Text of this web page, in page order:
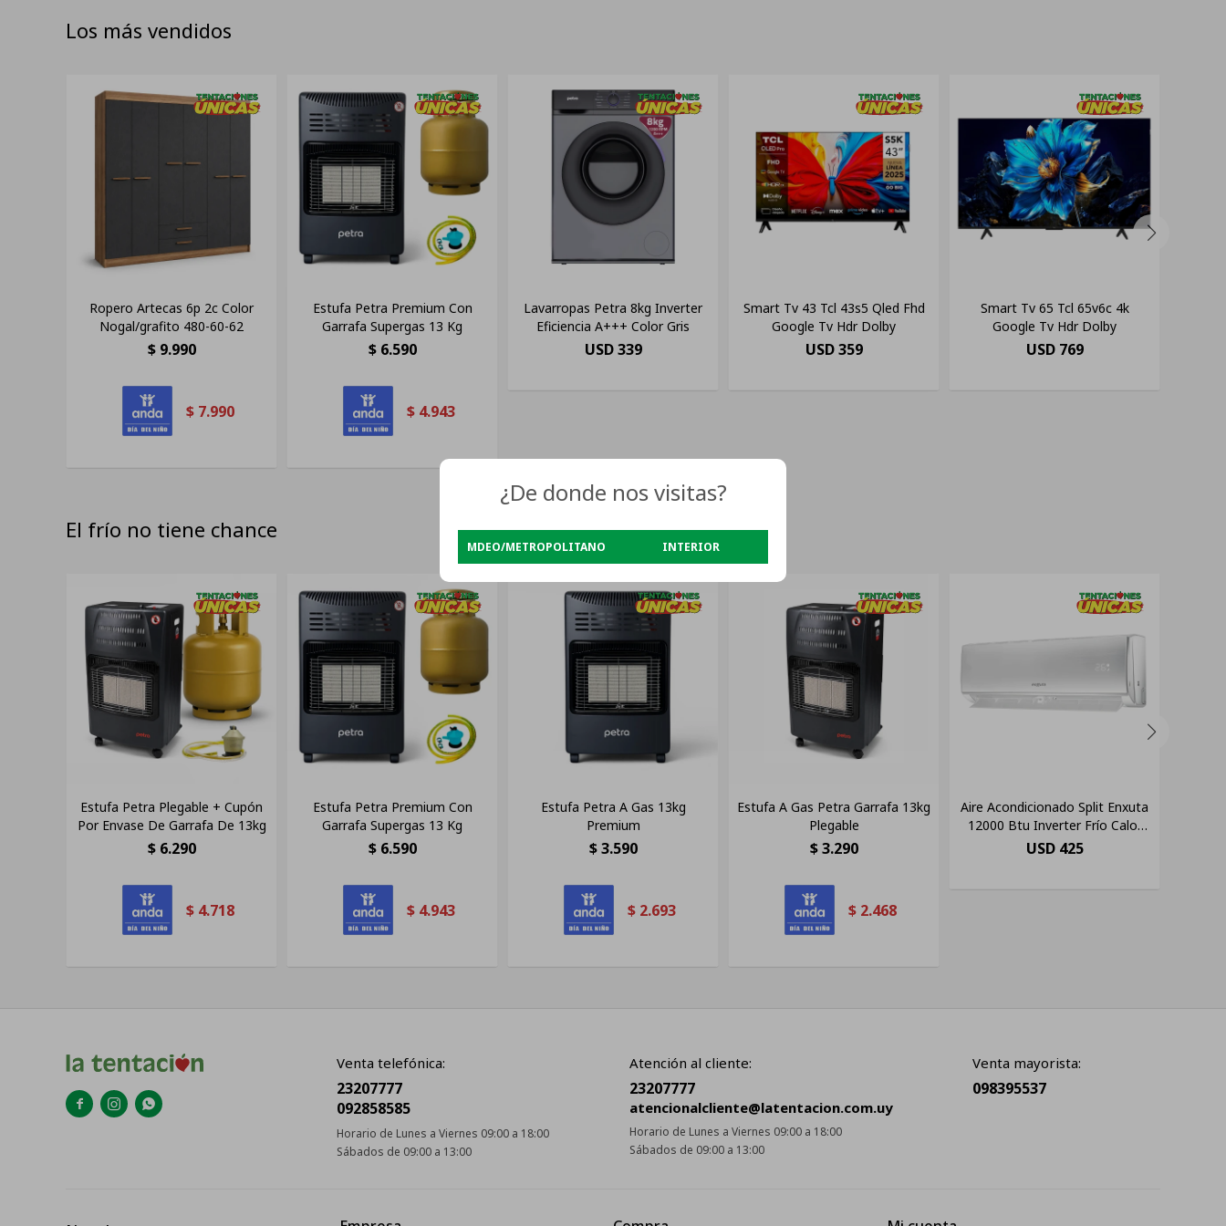
Los más vendidos
Ropero Artecas 6p 2c Color
Nogal/grafito 480-60-62
$ 9.990
$ 7.990
Estufa Petra Premium Con
Garrafa Supergas 13 Kg
$ 6.590
$ 4.943
Lavarropas Petra 8kg Inverter
Eficiencia A+++ Color Gris
USD 339
Smart Tv 43 Tcl 43s5 Qled Fhd
Google Tv Hdr Dolby
USD 359
Smart Tv 65 Tcl 65v6c 4k
Google Tv Hdr Dolby
USD 769
El frío no tiene chance
Estufa Petra Plegable + Cupón
Por Envase De Garrafa De 13kg
$ 6.290
$ 4.718
Estufa Petra Premium Con
Garrafa Supergas 13 Kg
$ 6.590
$ 4.943
Estufa Petra A Gas 13kg
Premium
$ 3.590
$ 2.693
Estufa A Gas Petra Garrafa 13kg
Plegable
$ 3.290
$ 2.468
Aire Acondicionado Split Enxuta
12000 Btu Inverter Frío Calor
Blanco
USD 425
  
Venta telefónica:
23207777
092858585
Horario de Lunes a Viernes 09:00 a 18:00
Sábados de 09:00 a 13:00
Atención al cliente:
23207777
atencionalcliente@latentacion.com.uy
Horario de Lunes a Viernes 09:00 a 18:00
Sábados de 09:00 a 13:00
Venta mayorista:
098395537
¿De donde nos visitas?
MDEO/METROPOLITANO INTERIOR